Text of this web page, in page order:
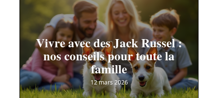
Vivre avec des Jack Russel :
nos conseils pour toute la
famille
12 mars 2026